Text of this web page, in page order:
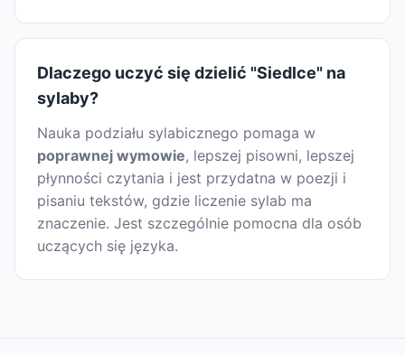
Dlaczego uczyć się dzielić "Siedlce" na
sylaby?
Nauka podziału sylabicznego pomaga w
poprawnej wymowie, lepszej pisowni, lepszej
płynności czytania i jest przydatna w poezji i
pisaniu tekstów, gdzie liczenie sylab ma
znaczenie. Jest szczególnie pomocna dla osób
uczących się języka.